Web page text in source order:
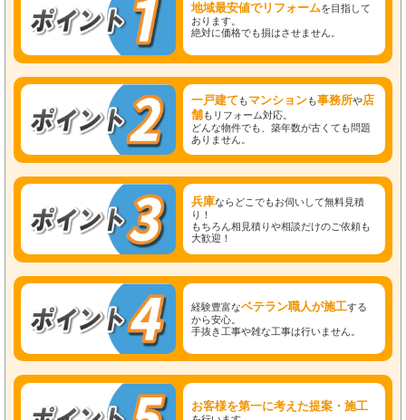
地域最安値でリフォームを目指して
おります。
絶対に価格でも損はさせません。
一戸建て もマンションも事務所や店
舗もリフォーム対応。
どんな物件でも、築年数が古くても問題
ありません。
兵庫ならどこでもお伺いして無料見積
り！
もちろん相見積りや相談だけのご依頼も
大歓迎！
経験豊富なベテラン職人が施工する
から安心。
手抜き工事や雑な工事は行いません。
お客様を第一に考えた提案・施工